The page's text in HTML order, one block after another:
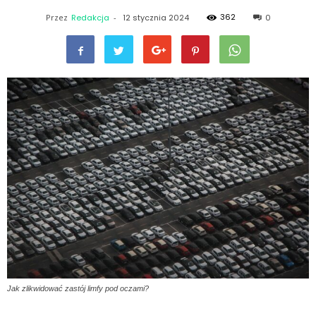
Przez Redakcja - 12 stycznia 2024 362 0
Jak zlikwidować zastój limfy pod oczami?